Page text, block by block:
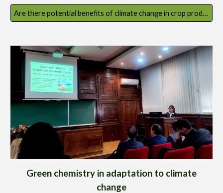
Are there potential benefits of climate change in crop production?
Green chemistry in adaptation to climate
change